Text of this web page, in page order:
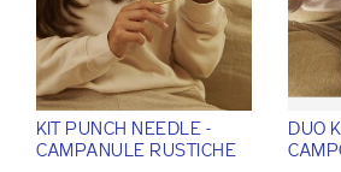
KIT PUNCH NEEDLE -
CAMPANULE RUSTICHE
DUO